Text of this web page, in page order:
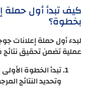
كيف تبدأ أول
بخطوة؟
لبدء أول حملة إعلانات
عملية تضمن تحقيق نتائج
تبدأ الخطوة
وتحديد النتائج